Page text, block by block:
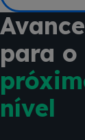
Avance
para o
nível